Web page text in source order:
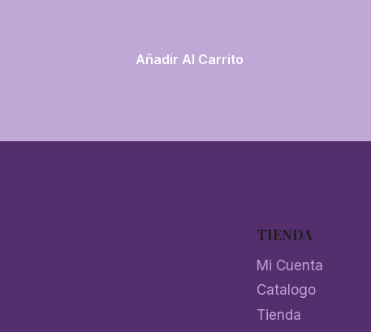
Añadir Al Carrito
TIENDA
Mi Cuenta
Catalogo
Tienda